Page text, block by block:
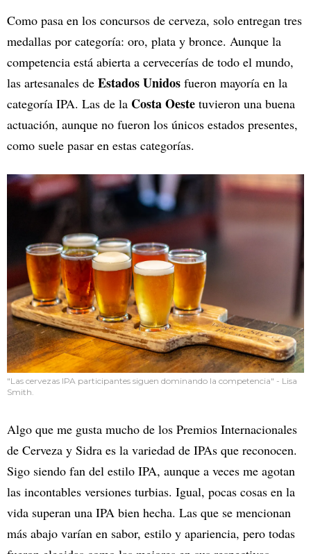
Como pasa en los concursos de cerveza, solo entregan tres
medallas por categoría: oro, plata y bronce. Aunque la
competencia está abierta a cervecerías de todo el mundo,
las artesanales de Estados Unidos fueron mayoría en la
categoría IPA. Las de la Costa Oeste tuvieron una buena
actuación, aunque no fueron los únicos estados presentes,
como suele pasar en estas categorías.
"Las cervezas IPA participantes siguen dominando la competencia" - Lisa
Smith.
Algo que me gusta mucho de los Premios Internacionales
de Cerveza y Sidra es la variedad de IPAs que reconocen.
Sigo siendo fan del estilo IPA, aunque a veces me agotan
las incontables versiones turbias. Igual, pocas cosas en la
vida superan una IPA bien hecha. Las que se mencionan
más abajo varían en sabor, estilo y apariencia, pero todas